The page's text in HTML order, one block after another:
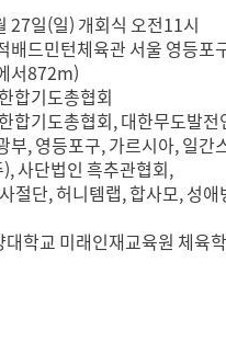
27일(일) 개회식 오전11시
배드민턴체육관 서울 영등포
서872m)
합기도총협회
합기도총협회, 대한무도발전
부, 영등포구, 가르시아, 일간
사단법인 흑추관협회,
단, 허니템랩, 합사모, 성애
교 미래인재교육원 체육